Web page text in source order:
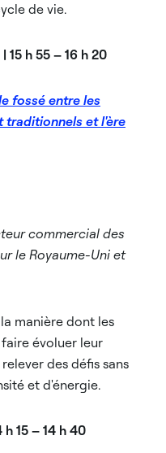
de vie.
15 h 55 – 16 h 20
fossé entre les
traditionnels et l'ère
commercial des
le Royaume-Uni et
manière dont les
évoluer leur
des défis sans
et d'énergie.
15 – 14 h 40